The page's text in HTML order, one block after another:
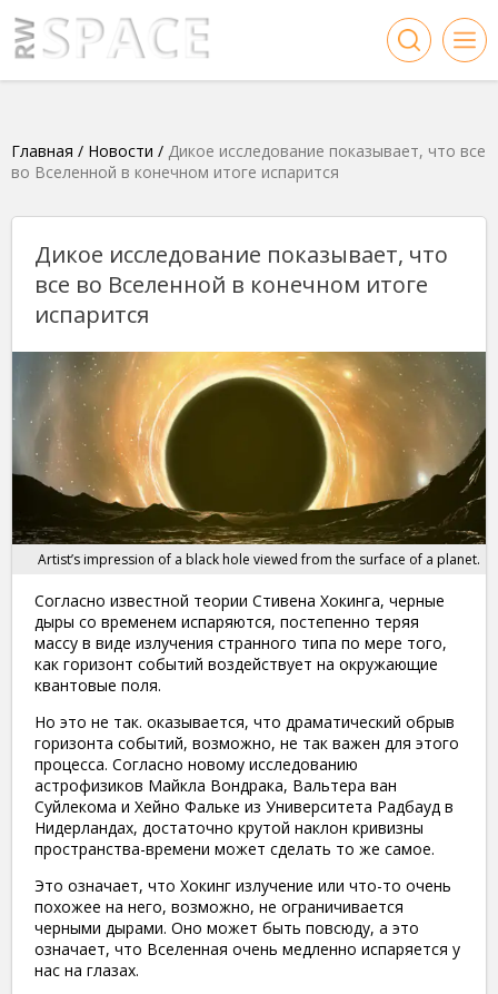
Главная / Новости / Дикое исследование показывает, что все
во Вселенной в конечном итоге испарится
Дикое исследование показывает, что
все во Вселенной в конечном итоге
испарится
Artist’s impression of a black hole viewed from the surface of a planet.
Согласно известной теории Стивена Хокинга, черные
дыры со временем испаряются, постепенно теряя
массу в виде излучения странного типа по мере того,
как горизонт событий воздействует на окружающие
квантовые поля.
Но это не так. оказывается, что драматический обрыв
горизонта событий, возможно, не так важен для этого
процесса. Согласно новому исследованию
астрофизиков Майкла Вондрака, Вальтера ван
Суйлекома и Хейно Фальке из Университета Радбауд в
Нидерландах, достаточно крутой наклон кривизны
пространства-времени может сделать то же самое.
Это означает, что Хокинг излучение или что-то очень
похожее на него, возможно, не ограничивается
черными дырами. Оно может быть повсюду, а это
означает, что Вселенная очень медленно испаряется у
нас на глазах.